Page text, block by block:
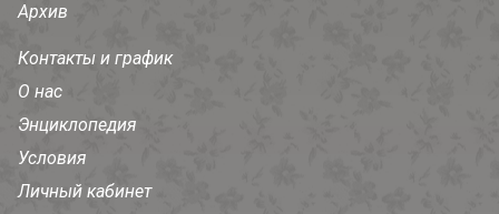
Архив
Контакты и график
О нас
Энциклопедия
Условия
Личный кабинет